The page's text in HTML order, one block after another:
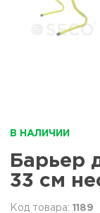
В НАЛИЧИИ
Барьер
33 см
1189